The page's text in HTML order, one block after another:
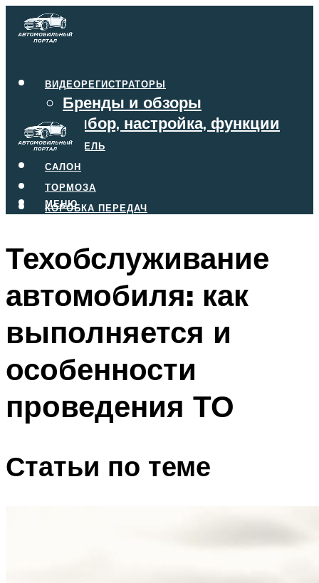
ВИДЕОРЕГИСТРАТОРЫ
Бренды и обзоры
Выбор, настройка, функции
ДВИГАТЕЛЬ
САЛОН
ТОРМОЗА
КОРОБКА ПЕРЕДАЧ
МЕНЮ
МЕНЮ
Техобслуживание
автомобиля: как
выполняется и
особенности
проведения ТО
Статьи по теме